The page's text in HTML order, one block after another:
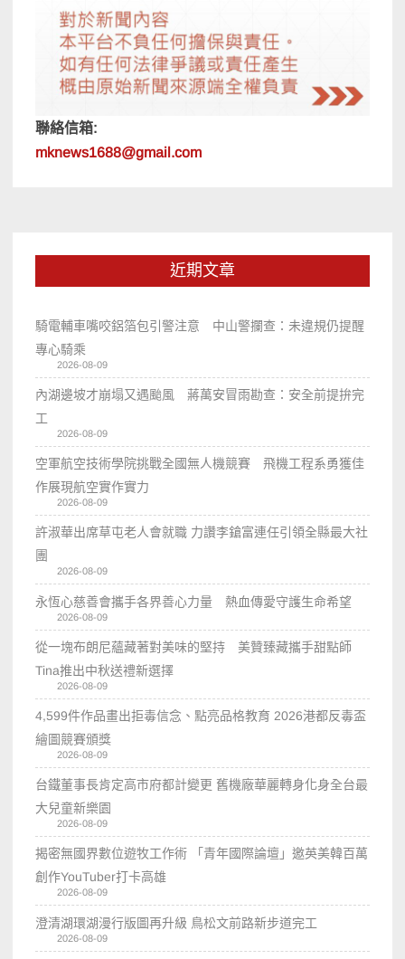
聯絡信箱:
mknews1688@gmail.com
近期文章
騎電輔車嘴咬鋁箔包引警注意 中山警攔查：未違規仍提醒
專心騎乘
2026-08-09
內湖邊坡才崩塌又遇颱風 蔣萬安冒雨勘查：安全前提拚完
工
2026-08-09
空軍航空技術學院挑戰全國無人機競賽 飛機工程系勇獲佳
作展現航空實作實力
2026-08-09
許淑華出席草屯老人會就職 力讚李鎗富連任引領全縣最大社
團
2026-08-09
永恆心慈善會攜手各界善心力量 熱血傳愛守護生命希望
2026-08-09
從一塊布朗尼蘊藏著對美味的堅持 美贊臻藏攜手甜點師
Tina推出中秋送禮新選擇
2026-08-09
4,599件作品畫出拒毒信念、點亮品格教育 2026港都反毒盃
繪圖競賽頒獎
2026-08-09
台鐵董事長肯定高市府都計變更 舊機廠華麗轉身化身全台最
大兒童新樂園
2026-08-09
揭密無國界數位遊牧工作術 「青年國際論壇」邀英美韓百萬
創作YouTuber打卡高雄
2026-08-09
澄清湖環湖漫行版圖再升級 鳥松文前路新步道完工
2026-08-09